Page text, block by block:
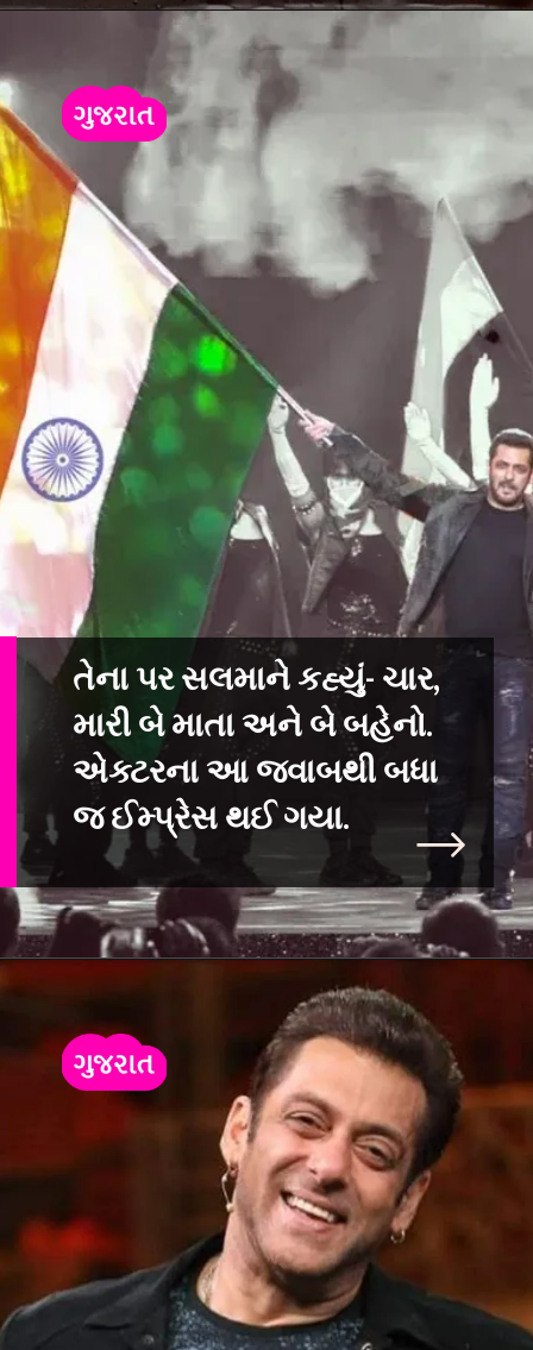
તેના પર સલમાને કહ્યું- ચાર,
મારી બે માતા અને બે બહેનો.
એક્ટરના આ જવાબથીબધા